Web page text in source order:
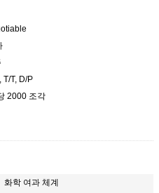
T/T, D/P
2000 조각
화학 여과 체계